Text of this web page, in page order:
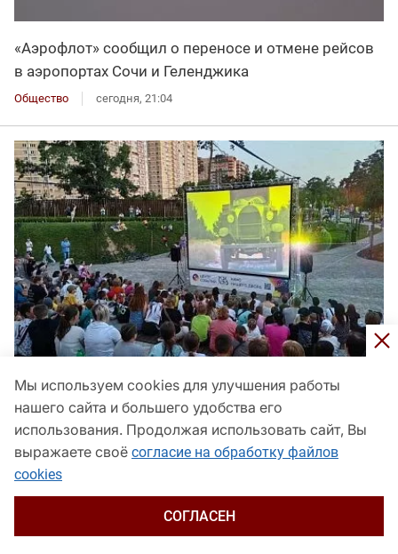
«Аэрофлот» сообщил о переносе и отмене рейсов
в аэропортах Сочи и Геленджика
Общество сегодня, 21:04
В Краснодаре проведут бесплатный кинопоказ и
молодежный фестиваль
Общество
Мы используем cookies для улучшения работы
нашего сайта и большего удобства его
использования. Продолжая использовать сайт, Вы
выражаете своё согласие на обработку файлов
cookies
СОГЛАСЕН